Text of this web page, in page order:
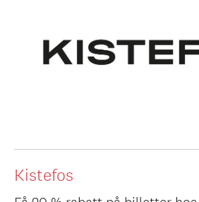
Kistefos